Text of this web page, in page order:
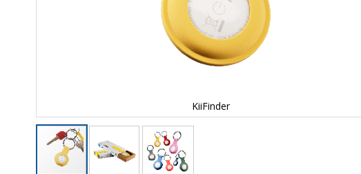
KiiFinder